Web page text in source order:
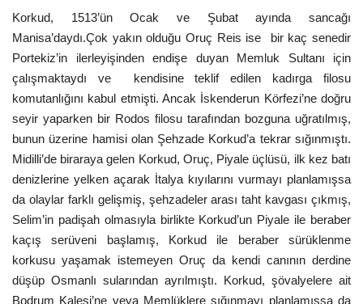
Korkud, 1513’ün Ocak ve Şubat ayında sancağı
Manisa’daydı.Çok yakın olduğu Oruç Reis ise bir kaç senedir
Portekiz’in ilerleyişinden endişe duyan Memluk Sultanı için
çalışmaktaydı ve kendisine teklif edilen kadırga filosu
komutanlığını kabul etmişti. Ancak İskenderun Körfezi’ne doğru
seyir yaparken bir Rodos filosu tarafından bozguna uğratılmış,
bunun üzerine hamisi olan Şehzade Korkud’a tekrar sığınmıştı.
Midilli’de biraraya gelen Korkud, Oruç, Piyale üçlüsü, ilk kez batı
denizlerine yelken açarak İtalya kıyılarını vurmayı planlamışsa
da olaylar farklı gelişmiş, şehzadeler arası taht kavgası çıkmış,
Selim’in padişah olmasıyla birlikte Korkud’un Piyale ile beraber
kaçış serüveni başlamış, Korkud ile beraber sürüklenme
korkusu yaşamak istemeyen Oruç da kendi canının derdine
düşüp Osmanlı sularından ayrılmıştı. Korkud, şövalyelere ait
Bodrum Kalesi’ne veya Memlüklere sığınmayı planlamışsa da